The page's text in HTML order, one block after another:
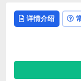
详情介绍